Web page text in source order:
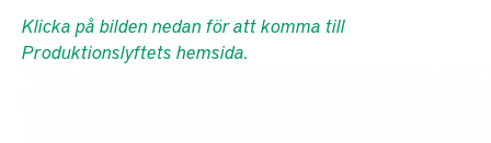
Klicka på bilden nedan för att komma till
Produktionslyftets hemsida.